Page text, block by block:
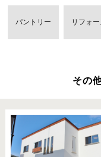
パントリー リフォー
その